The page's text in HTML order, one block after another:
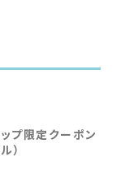
プ限定クーポン
）